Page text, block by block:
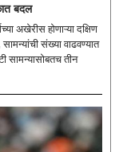
बदल
अखेरीस होणाऱ्या दक्षिण
संख्या वाढवण्यात
सामन्यासोबतच तीन